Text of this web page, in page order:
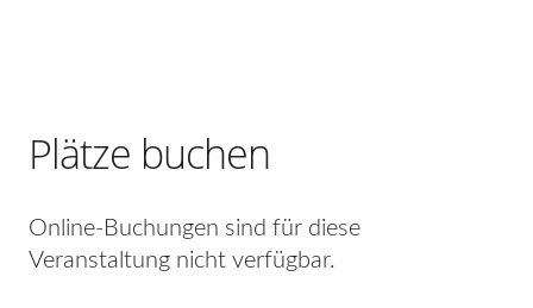
Plätze buchen
Online-Buchungen sind für diese
Veranstaltung nicht verfügbar.